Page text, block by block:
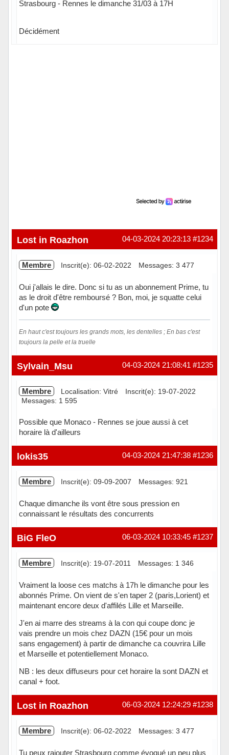
Strasbourg - Rennes le dimanche 31/03 à 17H
Décidément
#1234
04-03-2024 20:23:13
Lost in Roazhon
Membre Inscrit(e): 06-02-2022 Messages: 3 477
Oui j'allais le dire. Donc si tu as un abonnement Prime, tu
as le droit d'être remboursé ? Bon, moi, je squatte celui
d'un pote
En haut c'est toujours les grands mots, les dentelles ; En bas c'est
toujours la pelle et la truelle
Hors ligne #1235
04-03-2024 21:08:41
Sylvain_Msu
Membre Localisation: Vitré
Inscrit(e): 19-07-2022
Messages: 1 595
Possible que Monaco - Rennes se joue aussi à cet
horaire là d'ailleurs
Hors ligne #1236
04-03-2024 21:47:38
lokis35
Membre Inscrit(e): 09-09-2007 Messages: 921
Chaque dimanche ils vont être sous pression en
connaissant le résultats des concurrents
Hors ligne #1237
06-03-2024 10:33:45
BiG FleO
Membre Inscrit(e): 19-07-2011 Messages: 1 346
Vraiment la loose ces matchs à 17h le dimanche pour les
abonnés Prime. On vient de s'en taper 2 (paris,Lorient) et
maintenant encore deux d'affilés Lille et Marseille.
J'en ai marre des streams à la con qui coupe donc je
vais prendre un mois chez DAZN (15€ pour un mois
sans engagement) à partir de dimanche ca couvrira Lille
et Marseille et potentiellement Monaco.
NB : les deux diffuseurs pour cet horaire la sont DAZN et
canal + foot.
Hors ligne #1238
06-03-2024 12:24:29
Lost in Roazhon
Membre Inscrit(e): 06-02-2022 Messages: 3 477
Tu peux rajouter Strasbourg comme évoqué un peu plus